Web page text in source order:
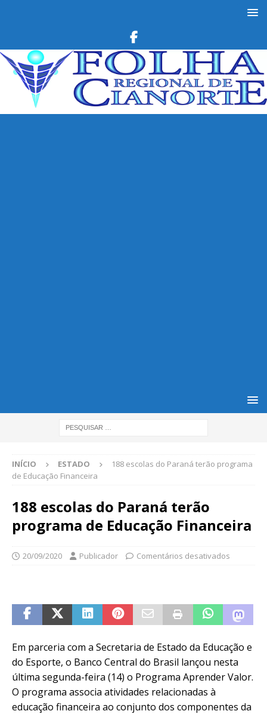
INÍCIO ESTADO
188 escolas do Paraná terão programa
de Educação Financeira
188 escolas do Paraná terão
programa de Educação Financeira
20/09/2020 Publicador Comentários desativados
Em parceria com a Secretaria de Estado da Educação e
do Esporte, o Banco Central do Brasil lançou nesta
última segunda-feira (14) o Programa Aprender Valor.
O programa associa atividades relacionadas à
educação financeira ao conjunto dos componentes da